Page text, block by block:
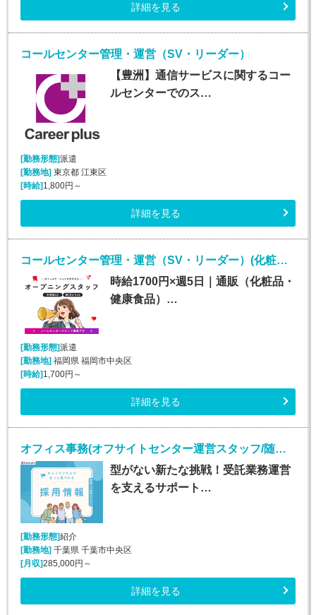
詳細を見る
コールセンター管理・運営（SV・リーダー）
【豊洲】通信サービスに関するコー
ルセンターでのス…
[勤務形態]派遣
[勤務地]東京都 江東区
[時給]1,800円～
詳細を見る
コールセンター管理・運営（SV・リーダー）(化粧品・サプリメント・健康食品問い合わせセンターのSV・LD)
時給1700円×週5日｜通販（化粧品・
健康食品）…
[勤務形態]派遣
[勤務地] 福岡県 福岡市中央区
[時給] 1,700円～
詳細を見る
オフィス事務(オフサイトセンター運営スタッフ/随時入社/長期)
型がない新たな挑戦！受託業務運営
を支えるサポート…
[勤務形態]紹介
[勤務地] 千葉県 千葉市中央区
[月収]285,000円～
詳細を見る